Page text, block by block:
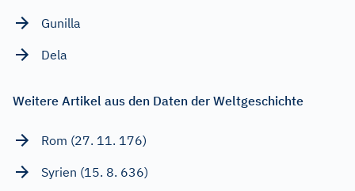
Gunilla
Dela
Weitere Artikel aus den Daten der Weltgeschichte
Rom (27. 11. 176)
Syrien (15. 8. 636)